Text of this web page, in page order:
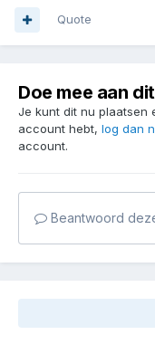
Quote
Doe mee aan
Je kunt dit nu plaatsen
account hebt, log dan
account.
Beantwoord